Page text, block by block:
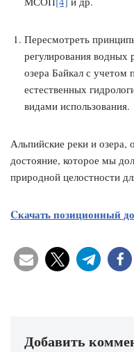
Пересмотреть
регулирования водных
озера Байкал с учетом
естественных
видами использования.
Альпийские реки и озера,
достояние, которое мы
природной целостности
Cкачать позиционный
Добавить